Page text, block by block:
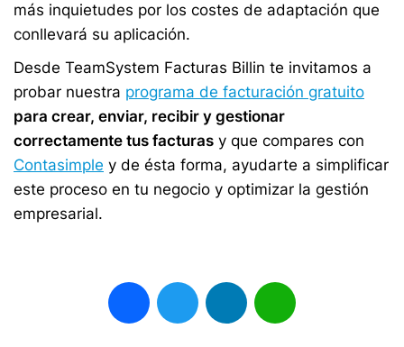
más inquietudes por los costes de adaptación que
conllevará su aplicación.
Desde TeamSystem Facturas Billin te invitamos a
probar nuestra programa de facturación gratuito
para crear, enviar, recibir y gestionar
correctamente tus facturas y que compares con
Contasimple y de ésta forma, ayudarte a simplificar
este proceso en tu negocio y optimizar la gestión
empresarial.
FacebookTwitterLinkedInWhatsApp